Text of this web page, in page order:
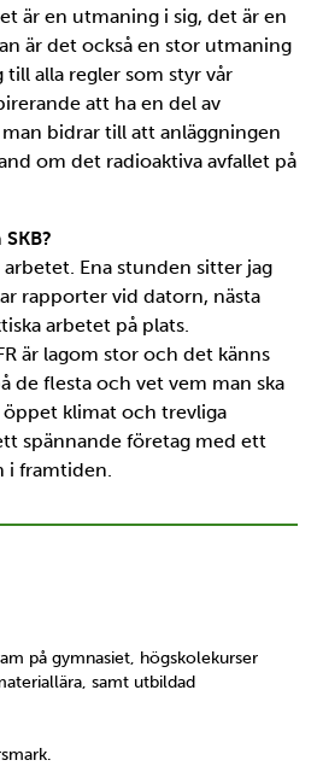
är en utmaning i sig, det är en
är det också en stor utmaning
alla regler som styr vår
att ha en del av
bidrar till att anläggningen
om det radioaktiva avfallet på
Ena stunden sitter jag
rapporter vid datorn, nästa
arbetet på plats.
är lagom stor och det känns
de flesta och vet vem man ska
klimat och trevliga
spännande företag med ett
i framtiden.
på gymnasiet, högskolekurser
samt utbildad